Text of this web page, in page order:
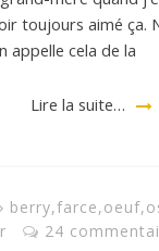
toujours aimé ça.
appelle cela de la
Lire la suite…
berry,farce,oeuf,
24